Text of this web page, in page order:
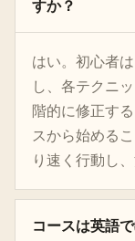
すか？
はい。初心者
し、各テクニ
階的に修正す
スから始める
り速く行動し
コースは英語